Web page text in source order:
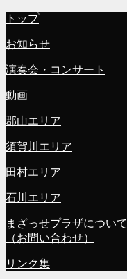
トップ
お知らせ
演奏会・コンサート
動画
郡山エリア
須賀川エリア
田村エリア
石川エリア
まざっせプラザについて
（お問い合わせ）
リンク集